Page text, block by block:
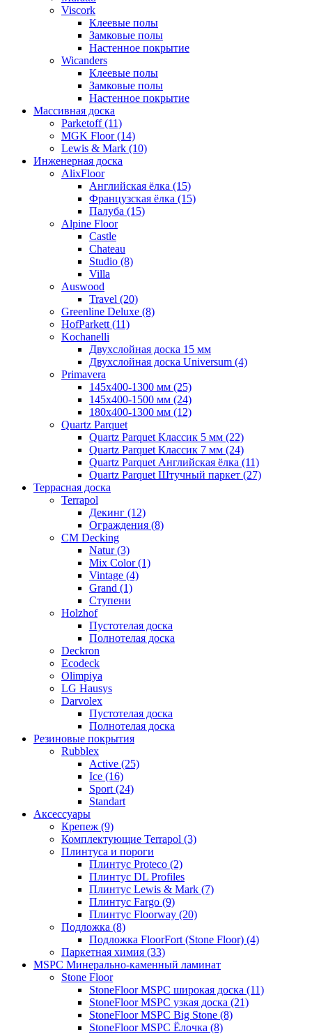
Viscork
Клеевые полы
Замковые полы
Настенное покрытие
Wicanders
Клеевые полы
Замковые полы
Настенное покрытие
Массивная доска
Parketoff (11)
MGK Floor (14)
Lewis & Mark (10)
Инженерная доска
AlixFloor
Английская ёлка (15)
Французская ёлка (15)
Палуба (15)
Alpine Floor
Castle
Chateau
Studio (8)
Villa
Auswood
Travel (20)
Greenline Deluxe (8)
HofParkett (11)
Kochanelli
Двухслойная доска 15 мм
Двухслойная доска Universum (4)
Primavera
145x400-1300 мм (25)
145x400-1500 мм (24)
180x400-1300 мм (12)
Quartz Parquet
Quartz Parquet Классик 5 мм (22)
Quartz Parquet Классик 7 мм (24)
Quartz Parquet Английская ёлка (11)
Quartz Parquet Штучный паркет (27)
Террасная доска
Terrapol
Декинг (12)
Ограждения (8)
CM Decking
Natur (3)
Mix Color (1)
Vintage (4)
Grand (1)
Ступени
Holzhof
Пустотелая доска
Полнотелая доска
Deckron
Ecodeck
Olimpiya
LG Hausys
Darvolex
Пустотелая доска
Полнотелая доска
Резиновые покрытия
Rubblex
Active (25)
Ice (16)
Sport (24)
Standart
Аксессуары
Крепеж (9)
Комплектующие Terrapol (3)
Плинтуса и пороги
Плинтус Proteco (2)
Плинтус DL Profiles
Плинтус Lewis & Mark (7)
Плинтус Fargo (9)
Плинтус Floorway (20)
Подложка (8)
Подложка FloorFort (Stone Floor) (4)
Паркетная химия (33)
MSPC Минерально-каменный ламинат
Stone Floor
StoneFloor MSPC широкая доска (11)
StoneFloor MSPC узкая доска (21)
StoneFloor MSPC Big Stone (8)
StoneFloor MSPC Ёлочка (8)